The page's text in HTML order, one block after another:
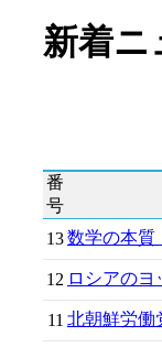
新着ニ
番
号
13数学の本
12 ロシアの
11 北朝鮮労働